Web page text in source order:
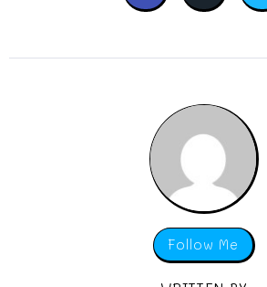
Follow Me